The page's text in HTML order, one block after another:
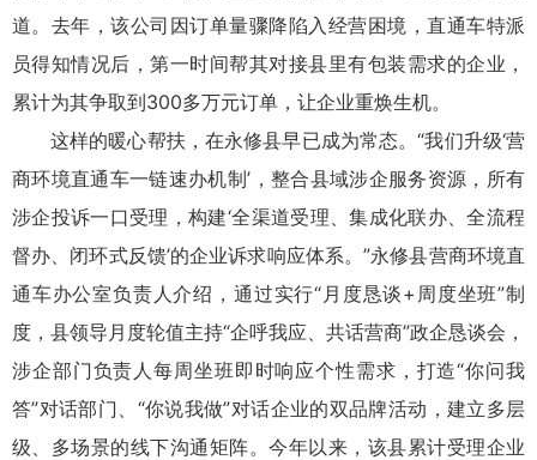
道。去年，该公司因订单量骤降陷入经营困境，直通车特派
员得知情况后，第一时间帮其对接县里有包装需求的企业，
累计为其争取到300多万元订单，让企业重焕生机。
这样的暖心帮扶，在永修县早已成为常态。“我们升级‘营
商环境直通车一链速办机制’，整合县域涉企服务资源，所有
涉企投诉一口受理，构建‘全渠道受理、集成化联办、全流程
督办、闭环式反馈’的企业诉求响应体系。”永修县营商环境直
通车办公室负责人介绍，通过实行“月度恳谈+周度坐班”制
度，县领导月度轮值主持“企呼我应、共话营商”政企恳谈会，
涉企部门负责人每周坐班即时响应个性需求，打造“你问我
答”对话部门、“你说我做”对话企业的双品牌活动，建立多层
级、多场景的线下沟通矩阵。今年以来，该县累计受理企业